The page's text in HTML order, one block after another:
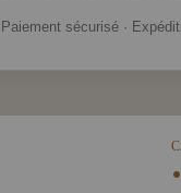
Paiement sécurisé ·